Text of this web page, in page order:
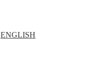
ENGLISH